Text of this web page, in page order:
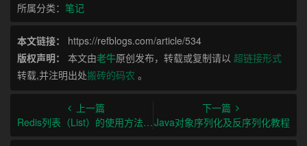
所属分类： 笔记
本文链接：
https://refblogs.com/article/534
版权声明：
本文由老牛原创发布，转载或复制请以 超链接形式
转载,并注明出处搬砖的码农 。
上一篇
Redis列表（List）的使用方法和应用场景详解
下一篇
Java对象序列化及反序列化教程